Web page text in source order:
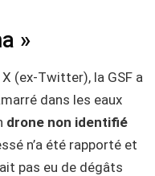
»
(ex-Twitter), la GSF a
dans les eaux
drone non identifié
n’a été rapporté et
pas eu de dégâts